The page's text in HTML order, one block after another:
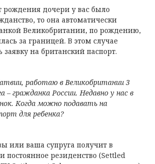
дочери у вас было
то она автоматически
Великобритании, по рождению,
за границей. В этом случае
на британский паспорт.
работаю в Великобритании 3
– гражданка России. Недавно у нас в
Когда можно подавать на
для ребенка?
или ваша супруга получит в
постоянное резиденство (Settled